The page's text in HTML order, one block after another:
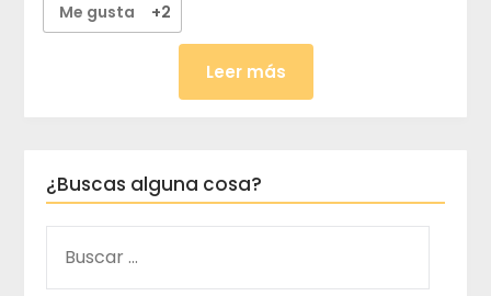
Me gusta +2
Leer más
¿Buscas alguna cosa?